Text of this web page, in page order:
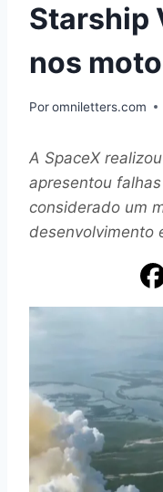
Starship
nos
Poromniletters.com
A SpaceX
apresentou
considerado um
desenvolvimento